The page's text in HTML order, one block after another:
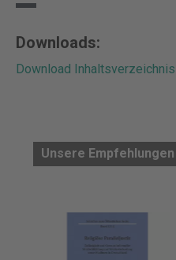
Downloads:
Download Inhaltsverzeichnis
Unsere Empfehlungen